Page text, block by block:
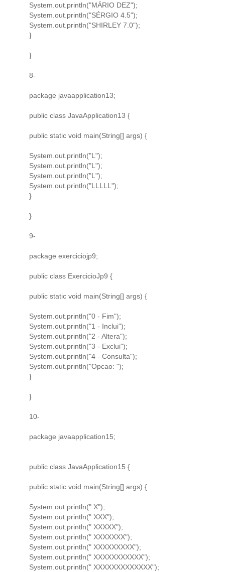
System.out.println("MÁRIO DEZ");
System.out.println("SÉRGIO 4.5");
System.out.println("SHIRLEY 7.0");
}
}
8-
package javaapplication13;
public class JavaApplication13 {
public static void main(String[] args) {
System.out.println("L");
System.out.println("L");
System.out.println("L");
System.out.println("LLLLL");
}
}
9-
package exerciciojp9;
public class ExercicioJp9 {
public static void main(String[] args) {
System.out.println("0 - Fim");
System.out.println("1 - Inclui");
System.out.println("2 - Altera");
System.out.println("3 - Exclui");
System.out.println("4 - Consulta");
System.out.println("Opcao: ");
}
}
10-
package javaapplication15;
public class JavaApplication15 {
public static void main(String[] args) {
System.out.println(" X");
System.out.println(" XXX");
System.out.println(" XXXXX");
System.out.println(" XXXXXXX");
System.out.println(" XXXXXXXXX");
System.out.println(" XXXXXXXXXXX");
System.out.println(" XXXXXXXXXXXXX");